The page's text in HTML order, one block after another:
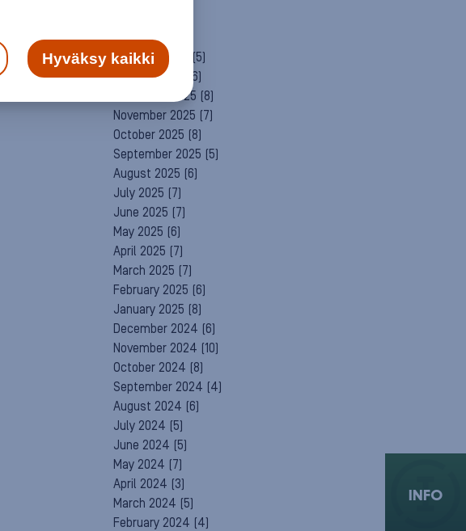
March 2026
February 2026
(5)
January 2026
(6)
December 2025 (8)
November 2025 (7)
October 2025 (8)
September 2025 (5)
August 2025 (6)
July 2025 (7)
June 2025 (7)
May 2025 (6)
April 2025 (7)
March 2025 (7)
February 2025 (6)
January 2025 (8)
December 2024 (6)
November 2024 (10)
October 2024 (8)
September 2024 (4)
August 2024 (6)
July 2024 (5)
June 2024 (5)
May 2024 (7)
April 2024 (3)
March 2024 (5)
February 2024 (4)
INFO
Hyväksy kaikki